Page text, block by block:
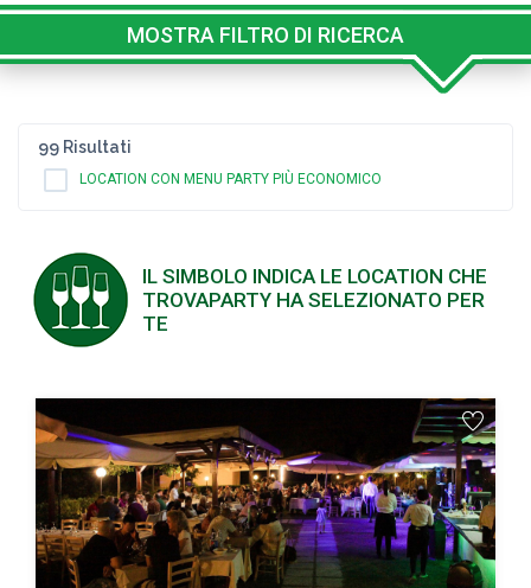
MOSTRA FILTRO DI RICERCA
99 Risultati
LOCATION CON MENU PARTY PIÙ ECONOMICO
IL SIMBOLO INDICA LE LOCATION CHE
TROVAPARTY HA SELEZIONATO PER
TE